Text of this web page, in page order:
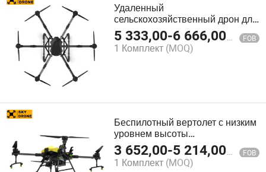
Удаленный
сельскохозяйственный дрон для
предотвращения столкновений,
опрыскиватель для сельского
хозяйства, производство дронов
5 333,00-6 666,00$ FOB
1 Комплект (MOQ)
Беспилотный вертолет с низким
уровнем высоты
предотвращения столкновений
с камерой HD
3 652,00-5 214,00$ FOB
1 Комплект (MOQ)